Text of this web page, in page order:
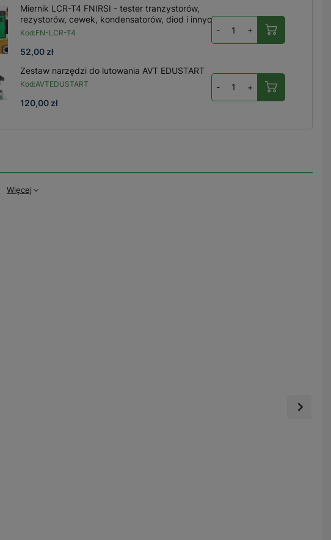
Miernik LCR-T4 FNIRSI - tester tranzystorów,
rezystorów, cewek, kondensatorów, diod i innych
Kod:FN-LCR-T4
52,00 zł
- +
Zestaw narzędzi do lutowania AVT EDUSTART
Kod:AVTEDUSTART
120,00 zł
- +
Więcej